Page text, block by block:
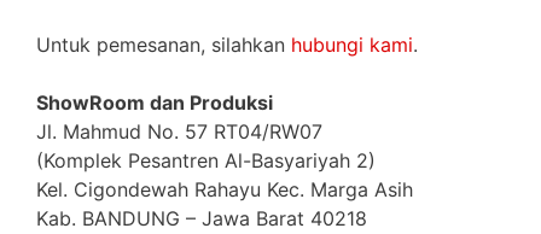
Untuk pemesanan, silahkan hubungi kami.
ShowRoom dan Produksi
Jl. Mahmud No. 57 RT04/RW07
(Komplek Pesantren Al-Basyariyah 2)
Kel. Cigondewah Rahayu Kec. Marga Asih
Kab. BANDUNG – Jawa Barat 40218